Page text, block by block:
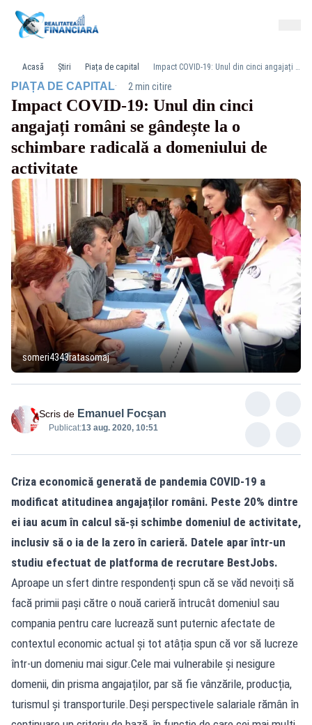
Acasă Știri Piața de capital Impact COVID-19: Unul din cinci angajați români se gândește la o schimbare radicală a domeniului de activitate
PIAȚA DE CAPITAL· 2 min citire
Impact COVID-19: Unul din cinci
angajați români se gândește la o
schimbare radicală a domeniului de
activitate
someri4343ratasomaj
Scris de Emanuel Focșan
Publicat:13 aug. 2020, 10:51
Criza economică generată de pandemia COVID-19 a
modificat atitudinea angajaților români. Peste 20% dintre
ei iau acum în calcul să-și schimbe domeniul de activitate,
inclusiv să o ia de la zero în carieră. Datele apar într-un
studiu efectuat de platforma de recrutare BestJobs.
Aproape un sfert dintre respondenți spun că se văd nevoiți să
facă primii pași către o nouă carieră întrucât domeniul sau
compania pentru care lucrează sunt puternic afectate de
contextul economic actual și tot atâția spun că vor să lucreze
într-un domeniu mai sigur.Cele mai vulnerabile și nesigure
domenii, din prisma angajaților, par să fie vânzările, producția,
turismul și transporturile.Deși perspectivele salariale rămân în